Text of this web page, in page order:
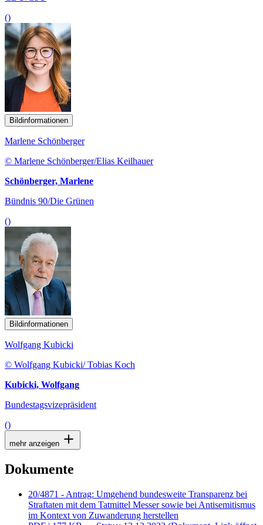
()
Bildinformationen
Marlene Schönberger
© Marlene Schönberger/Elias Keilhauer
Schönberger, Marlene
Bündnis 90/Die Grünen
()
Bildinformationen
Wolfgang Kubicki
© Wolfgang Kubicki/ Tobias Koch
Kubicki, Wolfgang
Bundestagsvizepräsident
()
mehr anzeigen
Dokumente
20/4871 - Antrag: Umgehend bundesweite Transparenz bei
Straftaten mit dem Tatmittel Messer sowie bei Antisemitismus
im Kontext von Zuwanderung herstellen